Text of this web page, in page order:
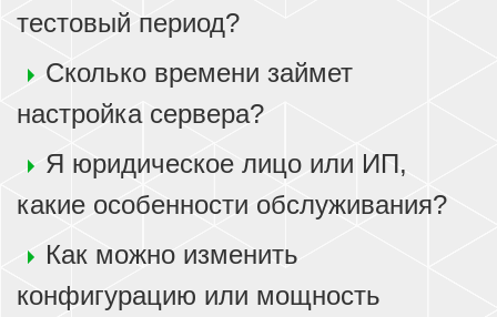
тестовый период?
Сколько времени займет
настройка сервера?
Я юридическое лицо или ИП,
какие особенности обслуживания?
Как можно изменить
конфигурацию или мощность